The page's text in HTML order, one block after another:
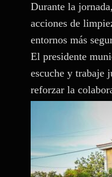
Durante la
acciones de
entornos más
El presidente
escuche y trabaje
reforzar la